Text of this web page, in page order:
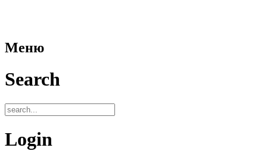
Меню
Search
Login